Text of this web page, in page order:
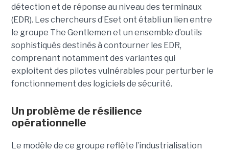
détection et de réponse au niveau des terminaux
(EDR). Les chercheurs d’Eset ont établi un lien entre
le groupe The Gentlemen et un ensemble d’outils
sophistiqués destinés à contourner les EDR,
comprenant notamment des variantes qui
exploitent des pilotes vulnérables pour perturber le
fonctionnement des logiciels de sécurité.
Un problème de résilience
opérationnelle
Le modèle de ce groupe reflète l’industrialisation